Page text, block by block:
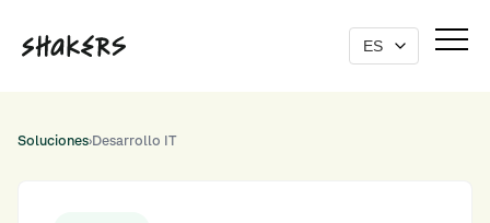
Soluciones›Desarrollo IT